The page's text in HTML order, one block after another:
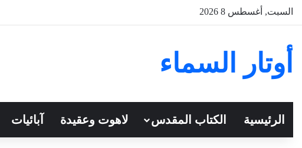
السبت, أغسطس 8 2026
أوتار السماء
الرئيسية الكتاب المقدس لاهوت وعقيدة آبائيات